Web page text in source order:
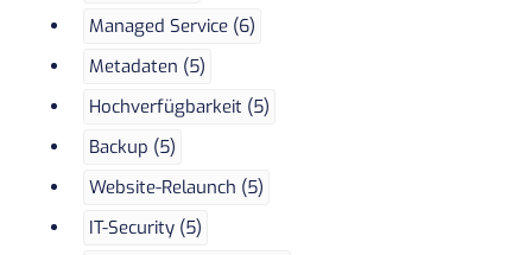
Managed Service (6)
Metadaten (5)
Hochverfügbarkeit (5)
Backup (5)
Website-Relaunch (5)
IT-Security (5)